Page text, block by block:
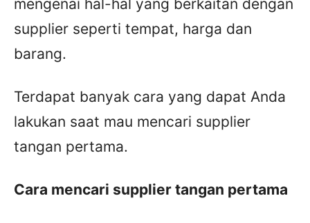
mengenai hal-hal yang berkaitan dengan
supplier seperti tempat, harga dan
barang.
Terdapat banyak cara yang dapat Anda
lakukan saat mau mencari supplier
tangan pertama.
Cara mencari supplier tangan pertama